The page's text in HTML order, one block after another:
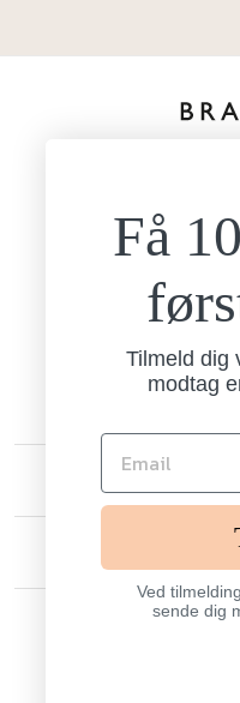
SIGN
Få
Tilmeld dig
modtag
Ved
sende dig